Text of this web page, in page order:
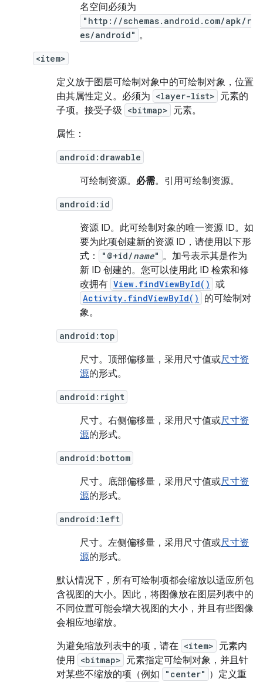
名空间必须为
"http://schemas.android.com/apk/r
es/android" 。
<item>
定义放于图层可绘制对象中的可绘制对象，位置
由其属性定义。必须为 <layer-list> 元素的
子项。接受子级 <bitmap> 元素。
属性：
android:drawable
可绘制资源。 必需。引用可绘制资源。
android:id
资源 ID。 此可绘制对象的唯一资源 ID。如
要为此项创建新的资源 ID，请使用以下形
式：
"@+id/name" 。加号表示其是作为
新 ID 创建的。您可以使用此 ID 检索和修
改拥有 View.findViewById() 或
Activity.findViewById()
的可绘制对
象。
android:top
尺寸。 顶部偏移量，采用尺寸值或尺寸资
源的形式。
android:right
尺寸。 右侧偏移量，采用尺寸值或尺寸资
源的形式。
android:bottom
尺寸。 底部偏移量，采用尺寸值或尺寸资
源的形式。
android:left
尺寸。 左侧偏移量，采用尺寸值或尺寸资
源的形式。
默认情况下，所有可绘制项都会缩放以适应所包
含视图的大小。因此，将图像放在图层列表中的
不同位置可能会增大视图的大小，并且有些图像
会相应地缩放。
为避免缩放列表中的项，请在 <item> 元素内
使用 <bitmap> 元素指定可绘制对象，并且针
对某些不缩放的项（例如
"center" ）定义重